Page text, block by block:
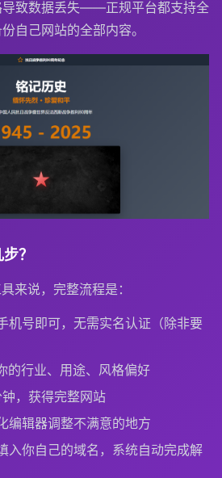
导致数据丢失——正规平台都支持全
自己网站的全部内容。
？
来说，完整流程是：
机号即可，无需实名认证（除非要
的行业、用途、风格偏好
，获得完整网站
编辑器调整不满意的地方
入你自己的域名，系统自动完成解